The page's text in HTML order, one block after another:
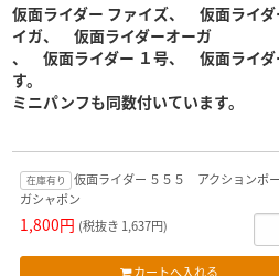
仮面ライダー ファイズ、 仮面ライダ
イガ、 仮面ライダーオーガ
、 仮面ライダー １号、 仮面ライダ
す。
ミニパンフも同数付いています。
在庫有り
仮面ライダー ５５５ アクション
ガシャポン
1,800円 (税抜き 1,637円)